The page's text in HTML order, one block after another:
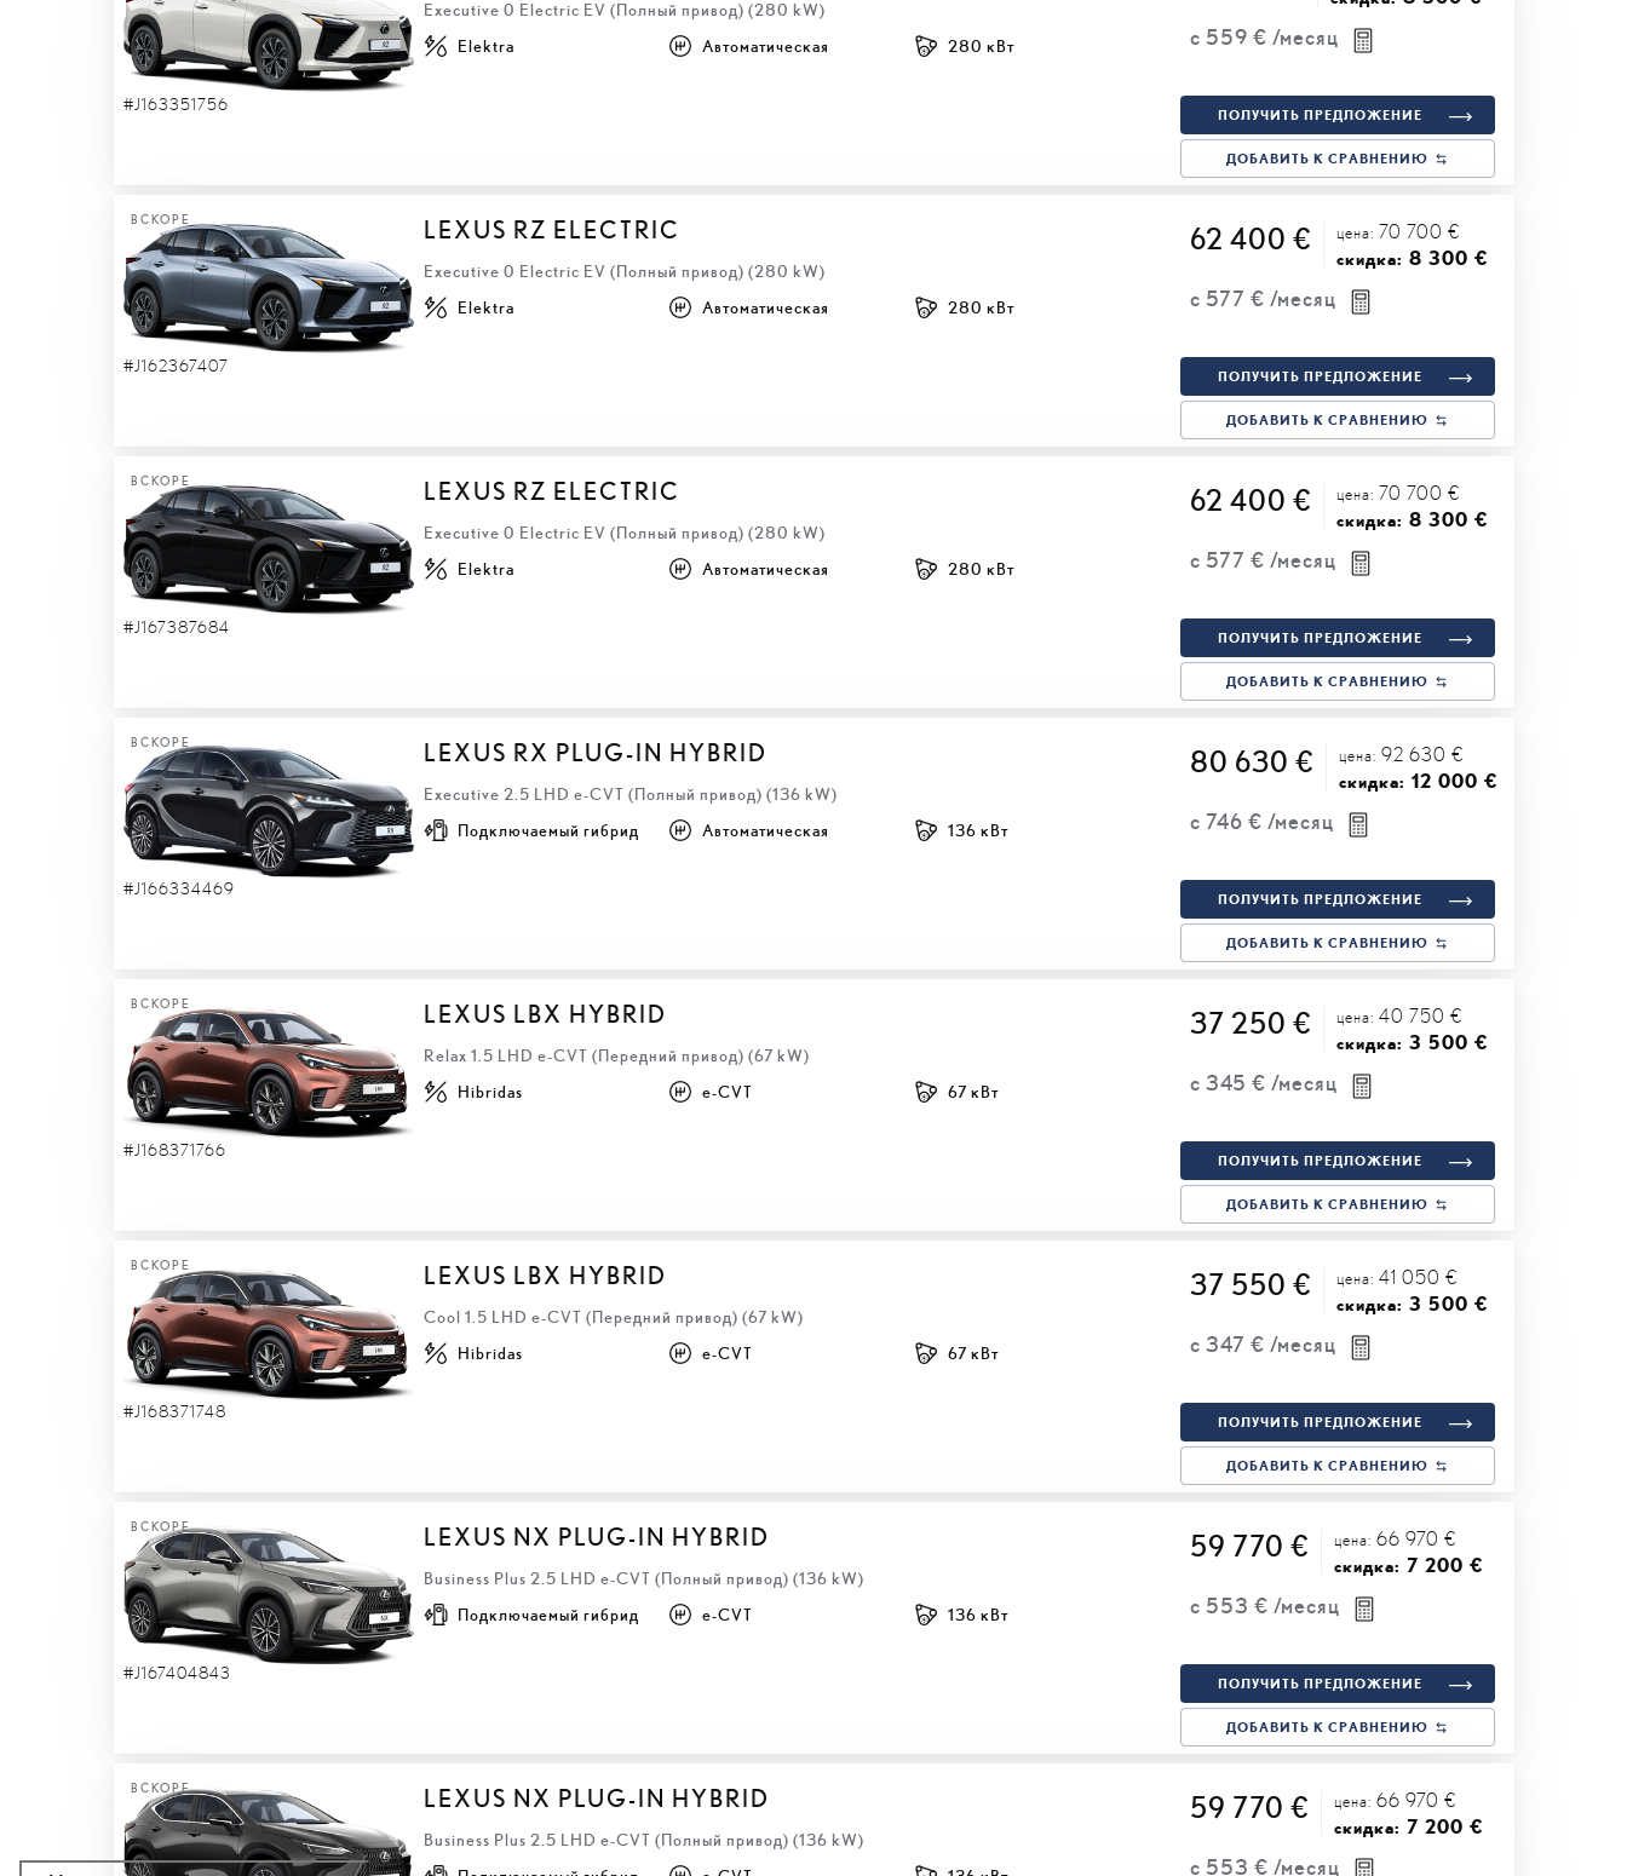
#J163351756
Executive 0 Electric EV (Полный привод) (280 kW)
с 559 € /месяц
Elektra Автоматическая 280 кВт
ПОЛУЧИТЬ ПРЕДЛОЖЕНИЕ
ДОБАВИТЬ К СРАВНЕНИЮ
ВСКОРЕ
#J162367407
LEXUS RZ ELECTRIC
Executive 0 Electric EV (Полный привод) (280 kW)
62 400 € цена: 70 700 €
скидка: 8 300 €
с 577 € /месяц
Elektra Автоматическая 280 кВт
ПОЛУЧИТЬ ПРЕДЛОЖЕНИЕ
ДОБАВИТЬ К СРАВНЕНИЮ
ВСКОРЕ
#J167387684
LEXUS RZ ELECTRIC
Executive 0 Electric EV (Полный привод) (280 kW)
62 400 € цена: 70 700 €
скидка: 8 300 €
с 577 € /месяц
Elektra Автоматическая 280 кВт
ПОЛУЧИТЬ ПРЕДЛОЖЕНИЕ
ДОБАВИТЬ К СРАВНЕНИЮ
ВСКОРЕ
#J166334469
LEXUS RX PLUG-IN HYBRID
Executive 2.5 LHD e-CVT (Полный привод) (136 kW)
80 630 € цена: 92 630 €
скидка: 12 000 €
с 746 € /месяц
Подключаемый гибрид Автоматическая 136 кВт
ПОЛУЧИТЬ ПРЕДЛОЖЕНИЕ
ДОБАВИТЬ К СРАВНЕНИЮ
ВСКОРЕ
#J168371766
LEXUS LBX HYBRID
Relax 1.5 LHD e-CVT (Передний привод) (67 kW)
37 250 € цена: 40 750 €
скидка: 3 500 €
с 345 € /месяц
Hibridas e-CVT 67 кВт
ПОЛУЧИТЬ ПРЕДЛОЖЕНИЕ
ДОБАВИТЬ К СРАВНЕНИЮ
ВСКОРЕ
#J168371748
LEXUS LBX HYBRID
Cool 1.5 LHD e-CVT (Передний привод) (67 kW)
37 550 € цена: 41 050 €
скидка: 3 500 €
с 347 € /месяц
Hibridas e-CVT 67 кВт
ПОЛУЧИТЬ ПРЕДЛОЖЕНИЕ
ДОБАВИТЬ К СРАВНЕНИЮ
ВСКОРЕ
#J167404843
LEXUS NX PLUG-IN HYBRID
Business Plus 2.5 LHD e-CVT (Полный привод) (136 kW)
59 770 € цена: 66 970 €
скидка: 7 200 €
с 553 € /месяц
Подключаемый гибрид e-CVT 136 кВт
ПОЛУЧИТЬ ПРЕДЛОЖЕНИЕ
ДОБАВИТЬ К СРАВНЕНИЮ
ВСКОРЕ LEXUS NX PLUG-IN HYBRID
Business Plus 2.5 LHD e-CVT (Полный привод) (136 kW)
59 770 € цена: 66 970 €
скидка: 7 200 €
с 553 € /месяц